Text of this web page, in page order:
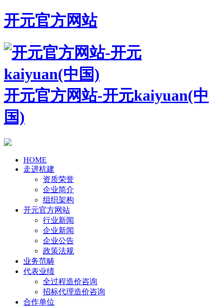
开元官方网站
开元官方网站-开元kaiyuan(中
国)
HOME
走进杭建
资质荣誉
企业简介
组织架构
开元官方网站
行业新闻
企业新闻
企业公告
政策法规
业务范畴
代表业绩
全过程造价咨询
招标代理造价咨询
合作单位